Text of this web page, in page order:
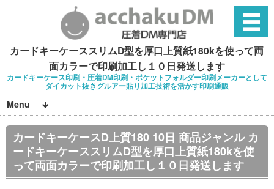
カードキーケーススリムD型を厚口上質紙180kを使って両
面カラーで印刷加工し１０日発送します
カードキーケース印刷・圧着DM印刷・ポケットフォルダー印刷メーカーとして
ダイカット抜きグルアー貼り加工技術を活かす印刷通販
Menu
カードキーケースD上質180 10日 商品ジャンル カ
ードキーケーススリムD型を厚口上質紙180kを使
って両面カラーで印刷加工し１０日発送します